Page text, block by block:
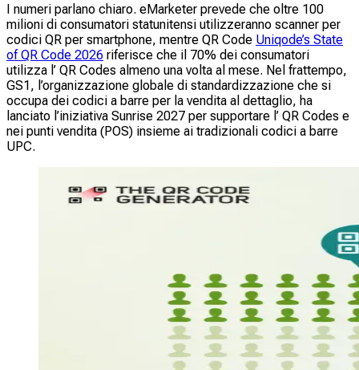
I numeri parlano chiaro. eMarketer prevede che oltre 100
milioni di consumatori statunitensi utilizzeranno scanner per
codici QR per smartphone, mentre QR Code Uniqode’s State
of QR Code 2026 riferisce che il 70% dei consumatori
utilizza l’ QR Codes almeno una volta al mese. Nel frattempo,
GS1, l’organizzazione globale di standardizzazione che si
occupa dei codici a barre per la vendita al dettaglio, ha
lanciato l’iniziativa Sunrise 2027 per supportare l’ QR Codes e
nei punti vendita (POS) insieme ai tradizionali codici a barre
UPC.